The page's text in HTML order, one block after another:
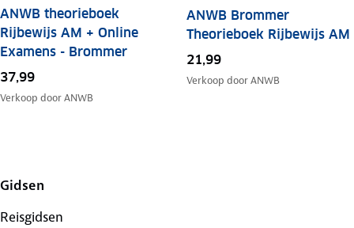
ANWB theorieboek
Rijbewijs AM + Online
Examens - Brommer
37,99
Verkoop doorANWB
ANWB Brommer
Theorieboek Rijbewijs AM
21,99
Verkoop doorANWB
Gidsen
Reisgidsen